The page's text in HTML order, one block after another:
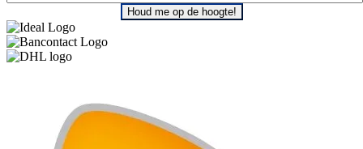
Houd me op de hoogte!